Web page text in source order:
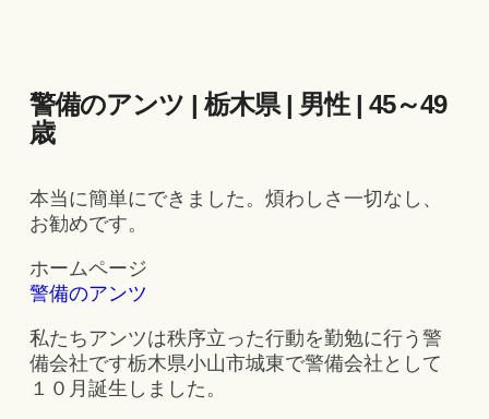
警備のアンツ | 栃木県 | 男性 | 45～49
歳
本当に簡単にできました。煩わしさ一切なし、
お勧めです。
ホームページ
警備のアンツ
私たちアンツは秩序立った行動を勤勉に行う警
備会社です栃木県小山市城東で警備会社として
１０月誕生しました。